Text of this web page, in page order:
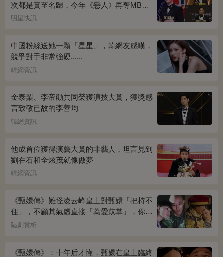
次都是實至名歸，今年《戀人》再奪MBC
演技大賞
明星快訊
中國粉絲送她一顆「星星」，韓網友感嘆，
競爭對手非常強硬......
韓網資訊
金泰梨、李帝勛共同榮獲演技大賞，獲獎感
言致敬已故的李善均
韓網資訊
他成首位獲得演藝大賞的非藝人，坦言見到
劉在石和全炫茂就像做夢
韓網資訊
《甄嬛傳》難怪凌云峰皇上對甄嬛「把持不
住」，不顧其氣虛直接「為愛鼓掌」，你看
桌上放的啥？簡直一目了然
陸劇賞析
《甄嬛傳》：十年后才懂，甄嬛在皇上臨終